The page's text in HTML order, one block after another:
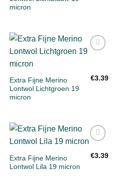
micron
Extra Fijne Merino
Lontwol Lichtgroen 19
micron
€3.39
aan
Extra Fijne Merino
Lontwol Lila 19 micron
€3.39